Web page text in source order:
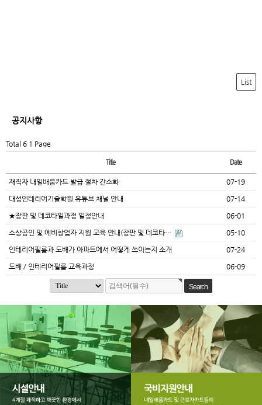
List
공지사항
Total 6 1 Page
Title Date
재직자 내일배움카드 발급 절차 간소화 07-19
대성인테리어기술학원 유튜브 채널 안내 07-14
★장판 및 데코타일과정 일정안내 06-01
소상공인 및 예비창업자 지원 교육 안내(장판 및 데코타… 05-10
인테리어필름과 도배가 아파트에서 어떻게 쓰이는지 소개 07-24
도배 / 인테리어필름 교육과정 06-09